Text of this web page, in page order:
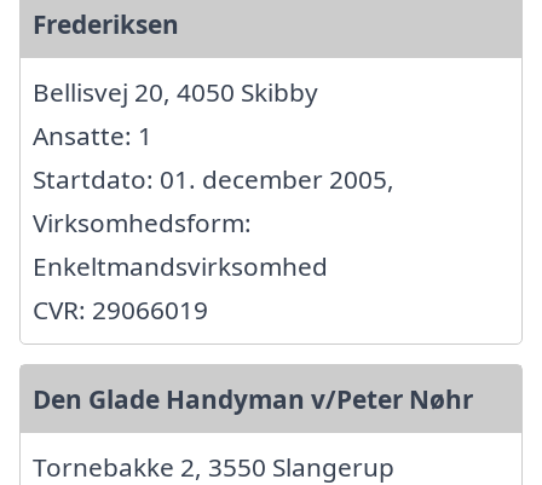
Frederiksen
Bellisvej 20, 4050 Skibby
Ansatte: 1
Startdato: 01. december 2005,
Virksomhedsform:
Enkeltmandsvirksomhed
CVR: 29066019
Den Glade Handyman v/Peter Nøhr
Tornebakke 2, 3550 Slangerup